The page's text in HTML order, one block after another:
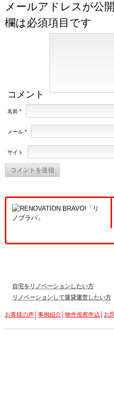
メールアドレスが公
欄は必須項目です
コメント
名前 *
メール *
サイト
自宅をリノベーションしたい方
リノベーションして賃貸運営したい方
お客様の声 事例紹介 物件視察申込 お